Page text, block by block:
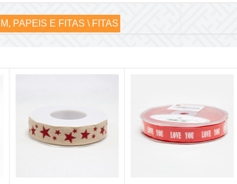
PAPEIS E FITAS \ FITAS